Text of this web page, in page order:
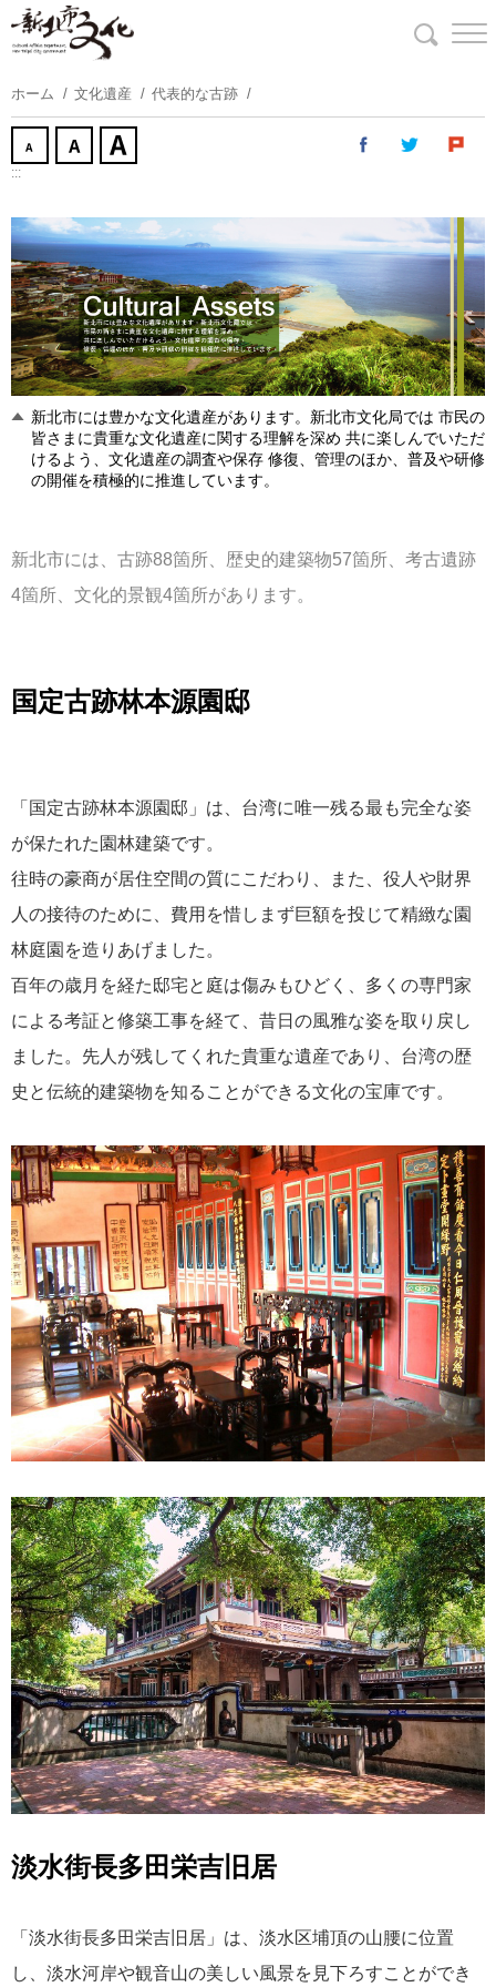
ン
ツ
ス
ッ
プ
す
る
ホーム 文化遺産 代表的な古跡
:::
新北市には豊かな文化遺産があります。新北市文化局では 市民の
皆さまに貴重な文化遺産に関する理解を深め 共に楽しんでいただ
けるよう、文化遺産の調査や保存 修復、管理のほか、普及や研修
の開催を積極的に推進しています。
新北市には、古跡88箇所、歴史的建築物57箇所、考古遺跡
4箇所、文化的景観4箇所があります。
国定古跡林本源園邸
「国定古跡林本源園邸」は、台湾に唯一残る最も完全な姿
が保たれた園林建築です。
往時の豪商が居住空間の質にこだわり、また、役人や財界
人の接待のために、費用を惜しまず巨額を投じて精緻な園
林庭園を造りあげました。
百年の歳月を経た邸宅と庭は傷みもひどく、多くの専門家
による考証と修築工事を経て、昔日の風雅な姿を取り戻し
ました。先人が残してくれた貴重な遺産であり、台湾の歴
史と伝統的建築物を知ることができる文化の宝庫です。
淡水街長多田栄吉旧居
「淡水街長多田栄吉旧居」は、淡水区埔頂の山腰に位置
し、淡水河岸や観音山の美しい風景を見下ろすことができ